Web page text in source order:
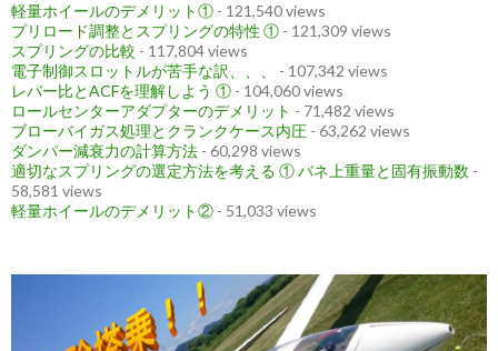
軽量ホイールのデメリット① - 121,540 views
プリロード調整とスプリングの特性 ① - 121,309 views
スプリングの比較 - 117,804 views
電子制御スロットルが苦手な訳、、、
- 107,342 views
レバー比とACFを理解しよう ① - 104,060 views
ロールセンターアダプターのデメリット - 71,482 views
ブローバイガス処理とクランクケース内圧 - 63,262 views
ダンパー減衰力の計算方法 - 60,298 views
適切なスプリングの選定方法を考える ① バネ上重量と固有振動数 -
58,581 views
軽量ホイールのデメリット② - 51,033 views